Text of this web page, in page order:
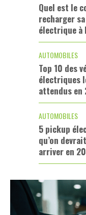
Quel est le
recharger
électrique à
AUTOMOBILES
Top 10 des
électriques
attendus en
AUTOMOBILES
5 pickup
qu’on
arriver en